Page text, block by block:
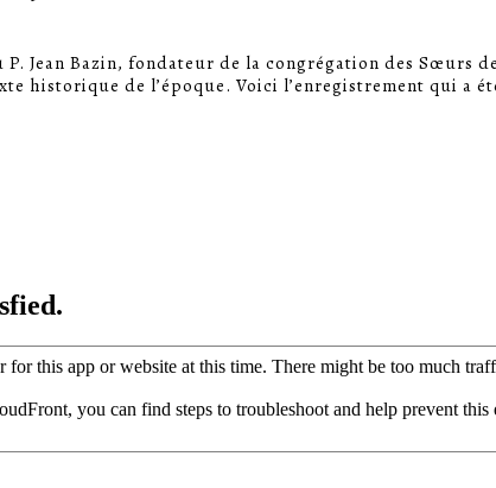
P. Jean Bazin, fondateur de la congrégation des Sœurs
historique de l’époque. Voici l’enregistrement qui a